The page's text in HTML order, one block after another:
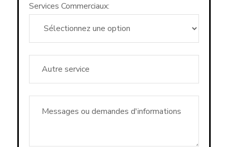
Services Commerciaux: